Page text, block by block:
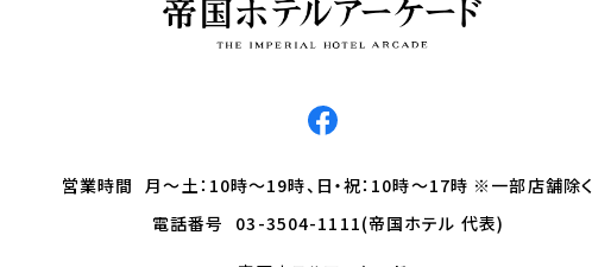
営業時間
月～土：10時～19時、日・祝：10時～17時 ※一部店舗除く
電話番号
03-3504-1111(帝国ホテル 代表)